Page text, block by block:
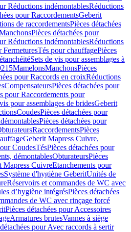
Réductions indémontablesRéductions
pour RaccordementsGeberit
de raccordementsPièces détachées
Pièces détachées pour
Réductions indémontablesRéductions
FermeturesTés pour chauffagePièces
Sets de vis pour assemblages à
MamelonsManchonsPièces
pour Raccords en croixRéductions
CompensateursPièces détachées pour
pour Raccordements pour
pour assemblages de bridesGeberit
CoudesPièces détachées pour
Pièces détachées pour
RaccordementsPièces
Geberit Mapress Cuivre,
CoudesTésPièces détachées pour
démontablesObturateursPièces
Mapress CuivreEtanchements pour
Système d'hygiène GeberitUnités de
Réservoirs et commandes de WC avec
d’hygiène intégrésPièces détachées
de WC avec rinçage forcé
Pièces détachées pour Accessoires
Armatures brutesVannes à siège
pour Avec raccords à sertir